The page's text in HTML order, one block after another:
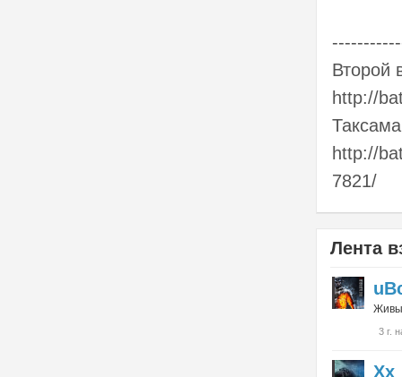
Второй
http://
http://
7821/
Лента
3 г.